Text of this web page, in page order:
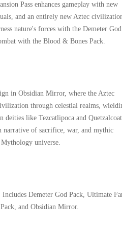
Pass enhances gameplay with new
and an entirely new Aztec
nature's forces with the Demeter God
with the Blood & Bones Pack.
in Obsidian Mirror, where the Aztec
through celestial realms,
deities like Tezcatlipoca and
narrative of sacrifice, war, and mythic
universe.
Includes Demeter God Pack, Ultimate
and Obsidian Mirror.